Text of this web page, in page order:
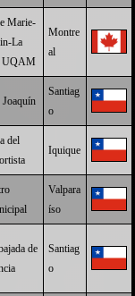
Marie-
La
UQAM
Montre
al
Joaquín
Santiag
o
del
Iquique
Valpara
íso
de
Santiag
o